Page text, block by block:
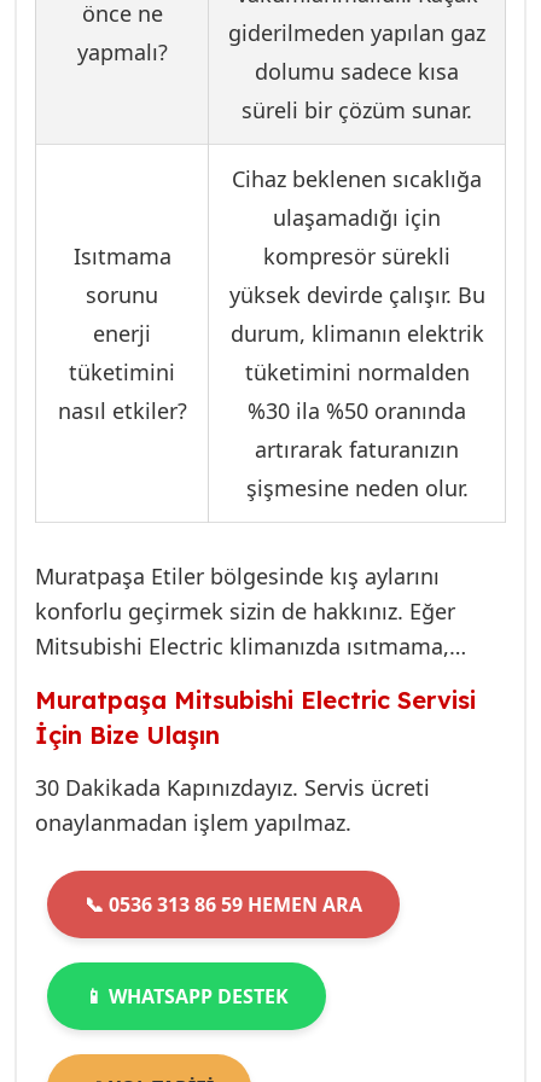
önce ne
yapmalı?
giderilmeden yapılan gaz
dolumu sadece kısa
süreli bir çözüm sunar.
Isıtmama
sorunu
enerji
tüketimini
nasıl etkiler?
Cihaz beklenen sıcaklığa
ulaşamadığı için
kompresör sürekli
yüksek devirde çalışır. Bu
durum, klimanın elektrik
tüketimini normalden
%30 ila %50 oranında
artırarak faturanızın
şişmesine neden olur.
Muratpaşa Etiler bölgesinde kış aylarını
konforlu geçirmek sizin de hakkınız. Eğer
Mitsubishi Electric klimanızda ısıtmama,
sinyalleri görüyorsanız, teknik bilgi ve
tecrübemizle hizmetinizdeyiz. Hızlı ve
garantili çözümler için hemen bize ulaşın.
Muratpaşa Mitsubishi Electric Servisi
İçin Bize Ulaşın
30 Dakikada Kapınızdayız. Servis ücreti
onaylanmadan işlem yapılmaz.
📞 0536 313 86 59 HEMEN ARA
📱 WHATSAPP DESTEK